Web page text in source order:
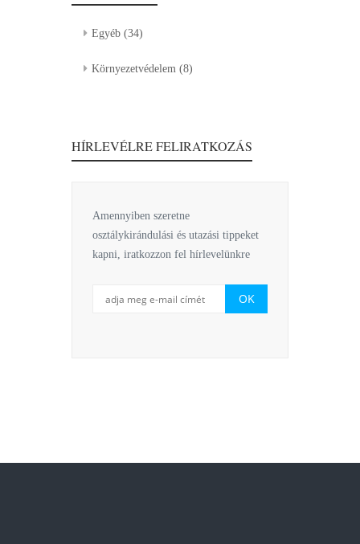
Egyéb (34)
Környezetvédelem (8)
HÍRLEVÉLRE FELIRATKOZÁS
Amennyiben szeretne
osztálykirándulási és utazási tippeket
kapni, iratkozzon fel hírlevelünkre